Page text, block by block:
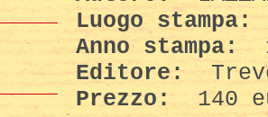
Luogo stampa:
Anno stampa:
Editore:
Prezzo:
140